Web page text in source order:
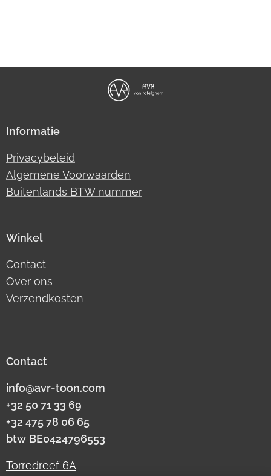
Informatie
Privacybeleid
Algemene Voorwaarden
Buitenlands BTW nummer
Winkel
Contact
Over ons
Verzendkosten
Contact
info@avr-toon.com
+32 50 71 33 69
+32 475 78 06 65
btw BE0424796553
Torredreef 6A